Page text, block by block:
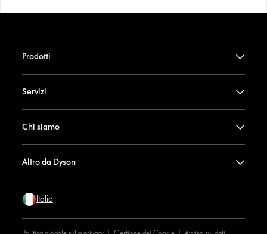
Prodotti
Servizi
Chi siamo
Altro da Dyson
Italia